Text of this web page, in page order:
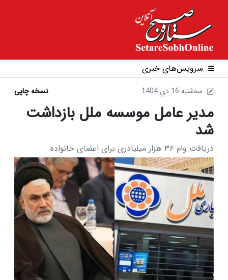
سرویس‌های خبری
1404 سه‌شنبه 16 دي نسخه چاپی
مدیر عامل موسسه ملل بازداشت
شد
دریافت وام ۳۶ هزار میلیادری برای اعضای خانواده